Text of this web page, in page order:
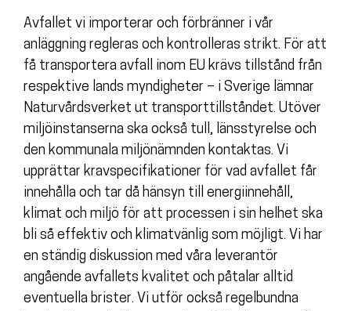
Avfallet vi importerar och förbränner i vår
anläggning regleras och kontrolleras strikt. För att
få transportera avfall inom EU krävs tillstånd från
respektive lands myndigheter – i Sverige lämnar
Naturvårdsverket ut transporttillståndet. Utöver
miljöinstanserna ska också tull, länsstyrelse och
den kommunala miljönämnden kontaktas. Vi
upprättar kravspecifikationer för vad avfallet får
innehålla och tar då hänsyn till energiinnehåll,
klimat och miljö för att processen i sin helhet ska
bli så effektiv och klimatvänlig som möjligt. Vi har
en ständig diskussion med våra leverantör
angående avfallets kvalitet och påtalar alltid
eventuella brister. Vi utför också regelbundna